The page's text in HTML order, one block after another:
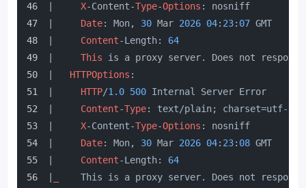
X-Content-Type-Options : nosniff
Date: Mon, 30 Mar 2026 04: 23: 07 GMT
Content-Length: 64
This is a proxy server. Does not respond
HTTPOptions :
HTTP/1.0 500 Internal Server Error
Content-Type: text/plain; charset=utf-8
X-Content-Type-Options : nosniff
Date: Mon, 30 Mar 2026 04: 23: 08 GMT
Content-Length: 64
This is a proxy server. Does not respond